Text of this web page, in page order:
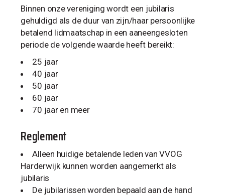
Binnen onze vereniging wordt een jubilaris
gehuldigd als de duur van zijn/haar persoonlijke
betalend lidmaatschap in een aaneengesloten
periode de volgende waarde heeft bereikt:
25 jaar
40 jaar
50 jaar
60 jaar
70 jaar en meer
Reglement
Alleen huidige betalende leden van VVOG
Harderwijk kunnen worden aangemerkt als
jubilaris
De jubilarissen worden bepaald aan de hand